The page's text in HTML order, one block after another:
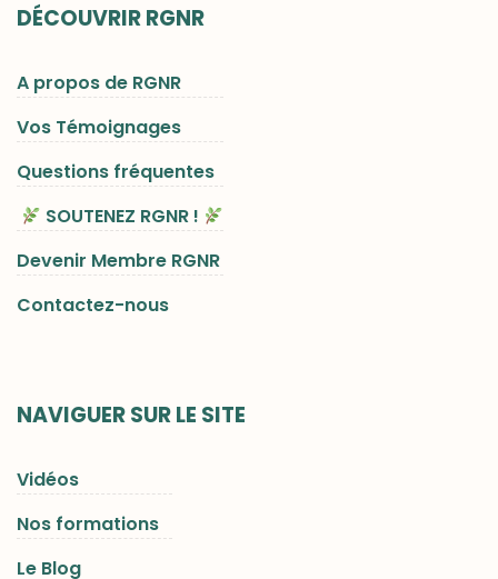
DÉCOUVRIR RGNR
A propos de RGNR
Vos Témoignages
Questions fréquentes
SOUTENEZ RGNR !
Devenir Membre RGNR
Contactez-nous
NAVIGUER SUR LE SITE
Vidéos
Nos formations
Le Blog